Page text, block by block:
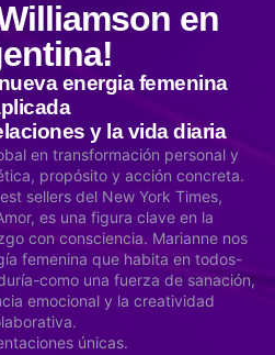
en
energia femenina
y la vida diaria
en transformación personal y
propósito y acción concreta.
sellers del New York Times,
es una figura clave en la
con consciencia. Marianne nos
femenina que habita en todos-
como una fuerza de sanación,
emocional y la creatividad
únicas.